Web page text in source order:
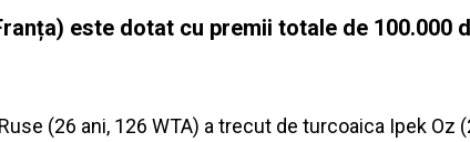
este dotat cu premii totale de 100.000
(26 ani, 126 WTA) a trecut de turcoaica Ipek Oz